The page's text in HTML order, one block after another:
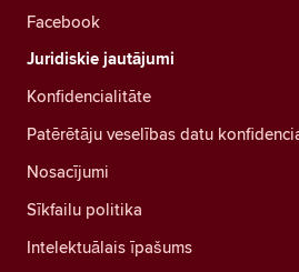
Facebook
Juridiskie jautājumi
Konfidencialitāte
Patērētāju veselības datu
Nosacījumi
Sīkfailu politika
Intelektuālais īpašums